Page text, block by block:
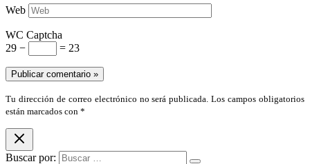
Web
WC Captcha
29 −
= 23
Tu dirección de correo electrónico no será publicada. Los campos obligatorios
están marcados con *
Buscar por: